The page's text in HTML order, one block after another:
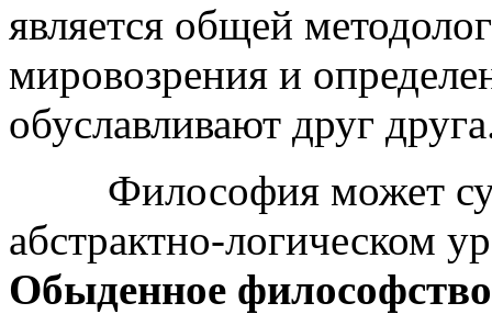
является общей
мировозрения и
обуславливают друг
Философия может
абстрактно-логическом
Обыденное